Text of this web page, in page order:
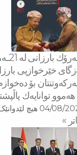
خێرخوازیی
بۆ
هەموو توانایەك
04/08/ هیچ
»